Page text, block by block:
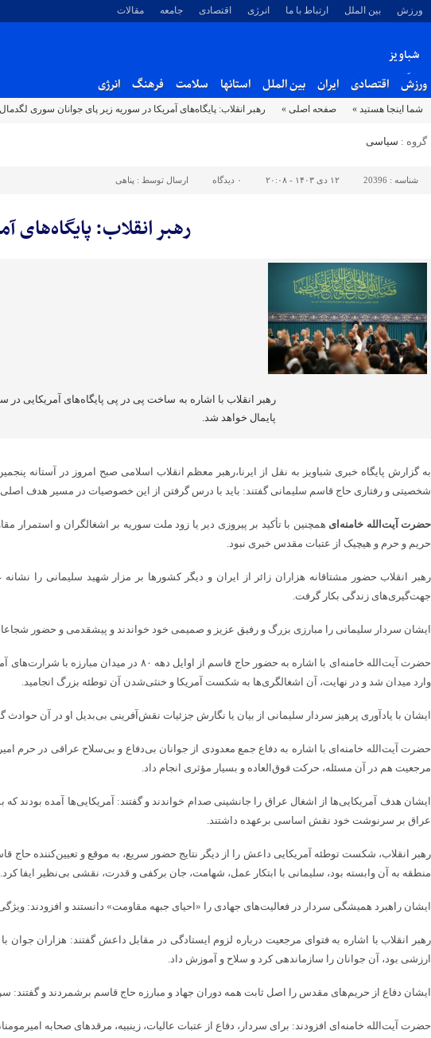
ورزش بین الملل ارتباط با ما انرژی اقتصادی جامعه مقالات
شباویز
پایگاه خبری شباویزورزش اقتصادی ایران بین الملل استانها سلامت فرهنگ انرژی
شما اینجا هستید » صفحه اصلی » رهبر انقلاب: پایگاه‌های آمریکا در سوریه زیر پای جوانان سوری
گروه : سیاسی
شناسه : 20396 ۱۲ دی ۱۴۰۳ - ۲۰:۰۸ ۰ دیدگاه ارسال توسط : پناهی
رهبر انقلاب: پایگاه‌های
رهبر انقلاب با اشاره به ساخت پی در پی پایگاه‌های آمریکایی در
پایمال خواهد شد.
به گزارش پایگاه خبری شباویز به نقل از ایرنا،رهبر معظم انقلاب اسلامی صبح امروز در آستانه
شخصیتی و رفتاری حاج قاسم سلیمانی گفتند: باید با درس گرفتن از این خصوصیات در مسیر هدف
حضرت آیت‌الله خامنه‌ای همچنین با تأکید بر پیروزی دیر یا زود ملت‌ سوریه بر اشغالگران و استمرار
حریم و حرم و هیچیک از عتبات مقدس خبری نبود.
رهبر انقلاب حضور مشتاقانه هزاران زائر از ایران و دیگر کشورها بر مزار شهید سلیمانی را
جهت‌گیری‌های زندگی بکار گرفت.
ایشان سردار سلیمانی را مبارزی بزرگ و رفیق عزیز و صمیمی خود خواندند و پیشقدمی و حضور
حضرت آیت‌الله خامنه‌ای با اشاره به حضور
وارد میدان شد و در نهایت، آن اشغالگری‌ها به شکست آمریکا و خنثی‌شدن آن توطئه بزرگ انجامید.
ایشان با یادآوری پرهیز سردار سلیمانی از بیان یا نگارش جزئیات نقش‌آفرینی بی‌بدیل او در آن
حضرت آیت‌الله خامنه‌ای با اشاره به دفاع جمع معدودی از جوانان بی‌دفاع و بی‌سلاح عراقی در حرم
مرجعیت هم در آن مسئله، حرکت فوق‌العاده و بسیار مؤثری انجام داد.
ایشان هدف آمریکایی‌ها از اشغال عراق را جانشینی صدام خواندند و گفتند: آمریکایی‌ها آمده
عراق بر سرنوشت خود نقش اساسی برعهده داشتند.
رهبر انقلاب، شکست توطئه آمریکایی داعش را از دیگر نتایج حضور سریع، به موقع و تعیین‌کننده حاج
منطقه به آن وابسته بود، سلیمانی با ابتکار عمل، شهامت، جان برکفی و قدرت، نقشی بی‌نظیر ایفا کرد.
ایشان راهبرد همیشگی سردار در فعالیت‌های جهادی را «احیای جبهه مقاومت» دانستند و افزودند:
رهبر انقلاب با اشاره به فتوای مرجعیت درباره لزوم ایستادگی در مقابل داعش گفتند: هزاران
ارزشی بود، آن جوانان را سازماندهی کرد و سلاح و آموزش داد.
ایشان دفاع از حریم‌های مقدس را اصل ثابت همه دوران جهاد و مبارزه حاج قاسم برشمردند و
حضرت آیت‌الله خامنه‌ای افزودند: برای سردار، دفاع از عتبات عالیات،‌ زینبیه، مرقدهای صحابه